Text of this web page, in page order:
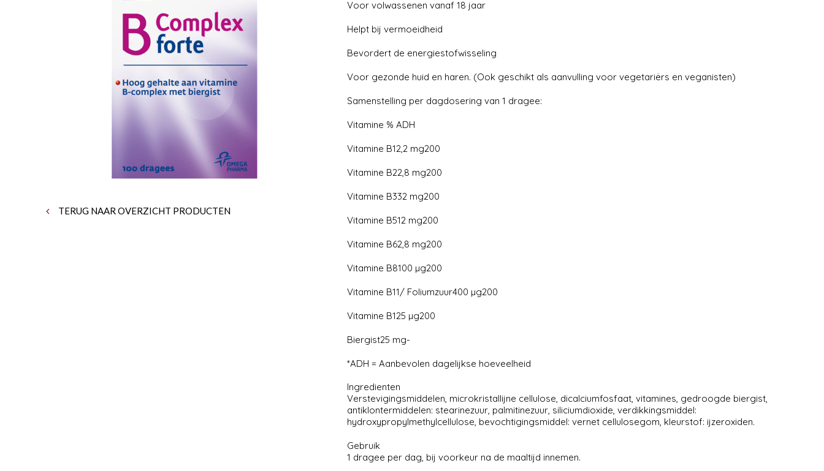
TERUG NAAR OVERZICHT PRODUCTEN
Voor volwassenen vanaf 18 jaar
Helpt bij vermoeidheid
Bevordert de energiestofwisseling
Voor gezonde huid en haren. (Ook geschikt als aanvulling voor vegetariërs en veganisten)
Samenstelling per dagdosering van 1 dragee:
Vitamine % ADH
Vitamine B12,2 mg200
Vitamine B22,8 mg200
Vitamine B332 mg200
Vitamine B512 mg200
Vitamine B62,8 mg200
Vitamine B8100 µg200
Vitamine B11/ Foliumzuur400 µg200
Vitamine B125 µg200
Biergist25 mg-
*ADH = Aanbevolen dagelijkse hoeveelheid
Ingredienten
Verstevigingsmiddelen, microkristallijne cellulose, dicalciumfosfaat, vitamines, gedroogde biergist,
antiklontermiddelen: stearinezuur, palmitinezuur, siliciumdioxide, verdikkingsmiddel:
hydroxypropylmethylcellulose, bevochtigingsmiddel: vernet cellulosegom, kleurstof: ijzeroxiden.
Gebruik
1 dragee per dag, bij voorkeur na de maaltijd innemen.